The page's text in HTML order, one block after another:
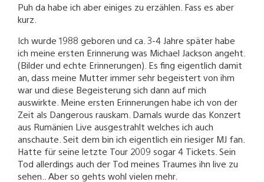
Puh da habe ich aber einiges zu erzählen. Fass es aber
kurz.
Ich wurde 1988 geboren und ca. 3-4 Jahre später habe
ich meine ersten Erinnerung was Michael Jackson angeht.
(Bilder und echte Erinnerungen). Es fing eigentlich damit
an, dass meine Mutter immer sehr begeistert von ihm
war und diese Begeisterung sich dann auf mich
auswirkte. Meine ersten Erinnerungen habe ich von der
Zeit als Dangerous rauskam. Damals wurde das Konzert
aus Rumänien Live ausgestrahlt welches ich auch
anschaute. Seit dem bin ich eigentlich ein riesiger MJ fan.
Hatte für seine letzte Tour 2009 sogar 4 Tickets. Sein
Tod allerdings auch der Tod meines Traumes ihn live zu
sehen.. Aber so gehts wohl vielen mehr.